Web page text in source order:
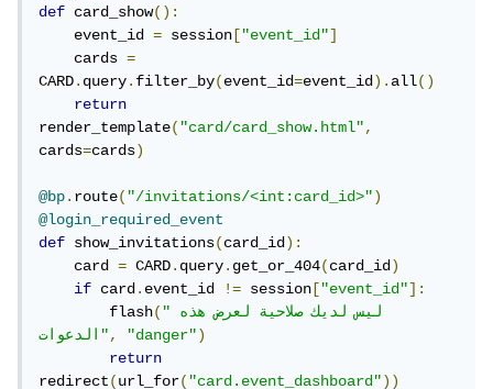
def card_show():
    event_id
= session ["event_id"]
    cards
=
CARD.query.filter_by(event_id=event_id).all()
return
render_template("card/card_show.html",
cards=cards)
@bp.route("/invitations/<int:card_id>")
@login_required_event
def show_invitations(card_id):
    card
= CARD.query.get_or_404(card_id)
if card.event_id != session ["event_id"]:
        flash
("ليس لديك صلاحية لعرض هذه
الدعوات", "danger")
return
redirect(url_for("card.event_dashboard"))